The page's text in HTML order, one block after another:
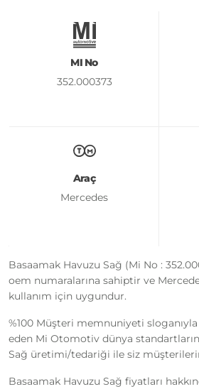
MI No
352.000373
Araç
Mercedes
Basaamak Havuzu Sağ (Mi No :
oem numaralarına sahiptir ve
kullanım için uygundur.
%100 Müşteri memnuniyeti
eden Mi Otomotiv dünya
Sağ üretimi/tedariği ile siz
Basaamak Havuzu Sağ fiyatları